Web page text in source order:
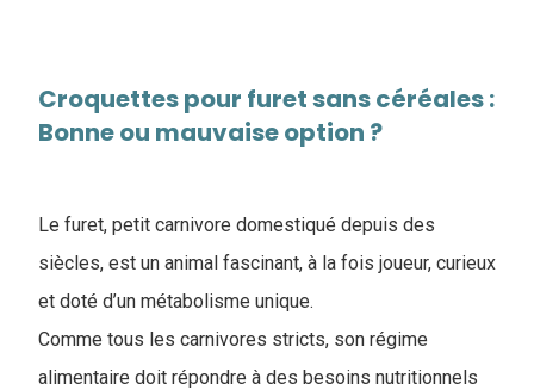
Croquettes pour furet sans céréales :
Bonne ou mauvaise option ?
Le furet, petit carnivore domestiqué depuis des
siècles, est un animal fascinant, à la fois joueur, curieux
et doté d’un métabolisme unique.
Comme tous les carnivores stricts, son régime
alimentaire doit répondre à des besoins nutritionnels